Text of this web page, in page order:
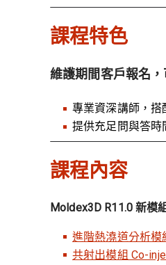
課程特色
維護期間客戶報名
專業資深講師，搭
提供充足問與答時
課程內容
Moldex3D R11.0 新模
進階熱澆道分析模
共射出模組 Co-